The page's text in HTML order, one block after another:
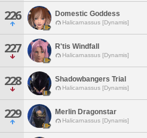
226 Domestic Goddess
Halicarnassus [Dynamis]
227 R'tis Windfall
Halicarnassus [Dynamis]
228 Shadowbangers Trial
Halicarnassus [Dynamis]
229 Merlin Dragonstar
Halicarnassus [Dynamis]